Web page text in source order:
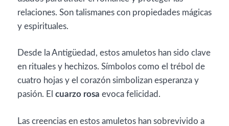
relaciones. Son talismanes con propiedades mágicas
y espirituales.
Desde la Antigüedad, estos amuletos han sido clave
en rituales y hechizos. Símbolos como el trébol de
cuatro hojas y el corazón simbolizan esperanza y
pasión. El cuarzo rosa evoca felicidad.
Las creencias en estos amuletos han sobrevivido a